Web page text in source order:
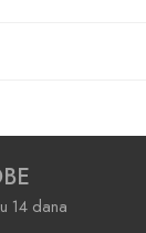
14 dana